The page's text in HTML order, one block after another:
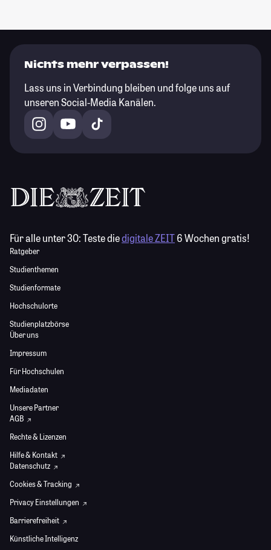
Nichts mehr verpassen!
Lass uns in Verbindung bleiben und folge uns auf
unseren Social-Media Kanälen.
Für alle unter 30:Teste diedigitale ZEIT6 Wochen gratis!
Ratgeber
Studienthemen
Studienformate
Hochschulorte
Studienplatzbörse
Über uns
Impressum
Für Hochschulen
Mediadaten
Unsere Partner
AGB
Rechte & Lizenzen
Hilfe & Kontakt
Datenschutz
Cookies & Tracking
Privacy Einstellungen
Barrierefreiheit
Künstliche Intelligenz